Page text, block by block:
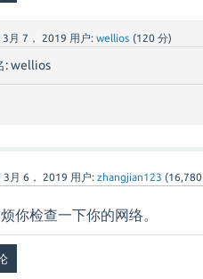
3月 7， 2019 用户: wellios (120 分)
: wellios
3月 6， 2019 用户: zhangjian123 (16,780
你检查一下你的网络。